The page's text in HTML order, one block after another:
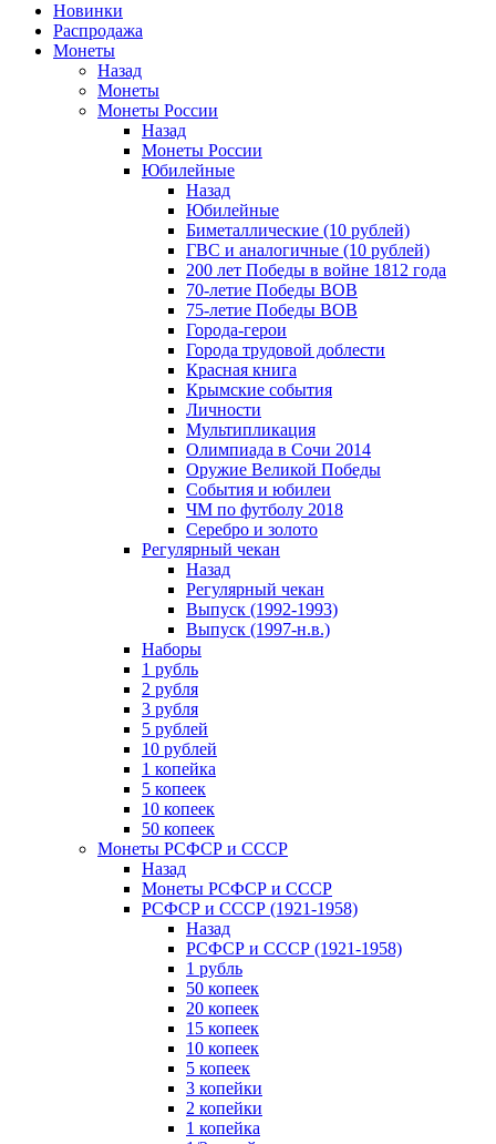
Новинки
Распродажа
Монеты
Назад
Монеты
Монеты России
Назад
Монеты России
Юбилейные
Назад
Юбилейные
Биметаллические (10 рублей)
ГВС и аналогичные (10 рублей)
200 лет Победы в войне 1812 года
70-летие Победы ВОВ
75-летие Победы ВОВ
Города-герои
Города трудовой доблести
Красная книга
Крымские события
Личности
Мультипликация
Олимпиада в Сочи 2014
Оружие Великой Победы
События и юбилеи
ЧМ по футболу 2018
Серебро и золото
Регулярный чекан
Назад
Регулярный чекан
Выпуск (1992-1993)
Выпуск (1997-н.в.)
Наборы
1 рубль
2 рубля
3 рубля
5 рублей
10 рублей
1 копейка
5 копеек
10 копеек
50 копеек
Монеты РСФСР и СССР
Назад
Монеты РСФСР и СССР
РСФСР и СССР (1921-1958)
Назад
РСФСР и СССР (1921-1958)
1 рубль
50 копеек
20 копеек
15 копеек
10 копеек
5 копеек
3 копейки
2 копейки
1 копейка